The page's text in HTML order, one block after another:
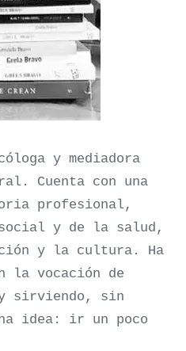
y mediadora
Cuenta con una
profesional,
y de la salud,
y la cultura. Ha
la vocación de
y sirviendo, sin
idea: ir un poco